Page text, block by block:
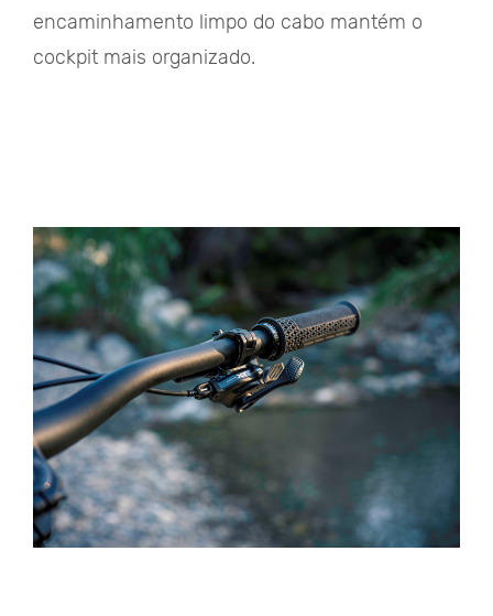
encaminhamento limpo do cabo mantém o
cockpit mais organizado.